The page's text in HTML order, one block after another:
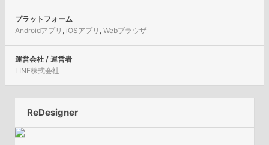
プラットフォーム
Androidアプリ
iOSアプリ ,Webブラウザ
運営会社 / 運営者
LINE株式会社
ReDesigner